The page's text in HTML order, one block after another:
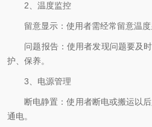
2、温度监控
留意显示：使用者需经常留意温度
问题报告：使用者发现问题要及时
护、保养。
3、电源管理
断电静置：使用者断电或搬运以后
通电。